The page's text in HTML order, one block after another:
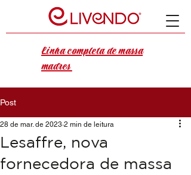
Linha completa de massa
madres
Post
Lesaffre, nova
fornecedora de massa
28 de mar. de 2023 2 min de leitura